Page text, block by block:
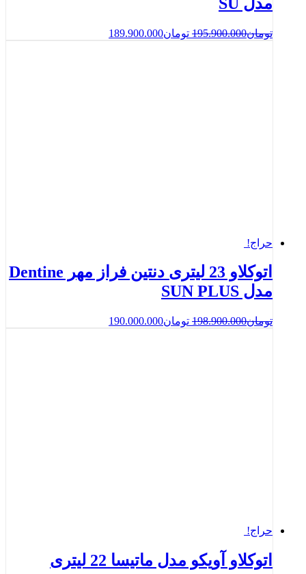
تومان195.900.000 تومان189.900.000
حراج!
اتوكلاو 23 لیتری دنتین فراز مهر Dentine
مدل SUN PLUS
تومان198.900.000 تومان190.000.000
حراج!
اتوكلاو آویکو مدل ماتیسا 22 لیتری